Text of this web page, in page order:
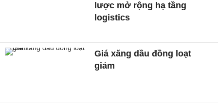
lược mở rộng hạ tầng
logistics
Giá xăng dầu đồng loạt
giảm